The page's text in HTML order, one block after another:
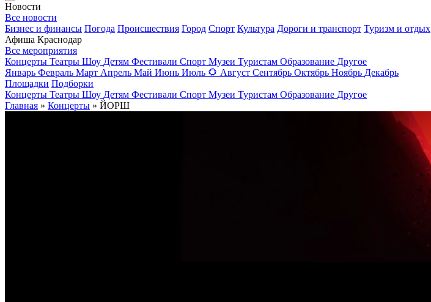
Новости
Все новости
Бизнес и финансы Погода Происшествия Город Спорт Культура Дороги и транспорт Туризм и отдых
Афиша Краснодар
Все мероприятия
Концерты Театры Шоу Детям Фестивали Спорт Музеи Туристам Образование Другое
Январь Февраль Март Апрель Май Июнь Июль 🌻 Август Сентябрь Октябрь Ноябрь Декабрь
Площадки Подборки
Концерты Театры Шоу Детям Фестивали Спорт Музеи Туристам Образование Другое
Главная » Концерты » ЙОРШ